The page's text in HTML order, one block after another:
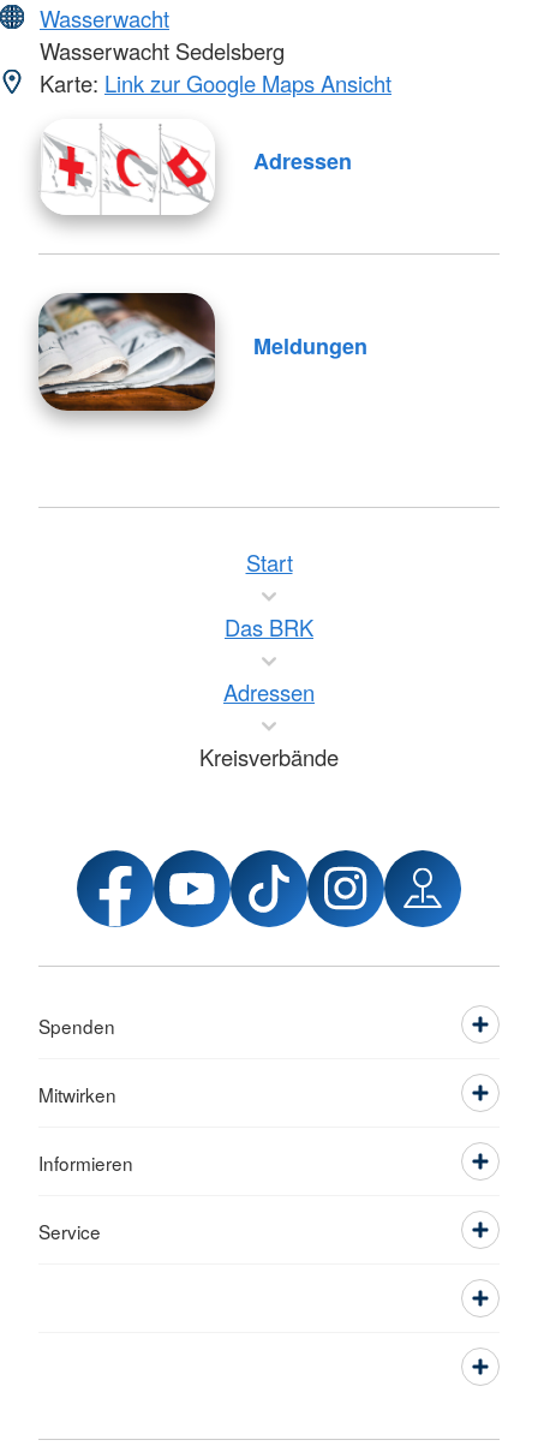
Wasserwacht
Wasserwacht Sedelsberg
Karte: Link zur Google Maps Ansicht
Adressen
Meldungen
Start
Das BRK
Adressen
Kreisverbände
Spenden
Mitwirken
Informieren
Service